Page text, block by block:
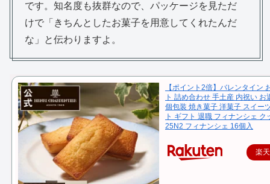
です。知名度も抜群なので、パッケージを見ただ
けで「きちんとしたお菓子を用意してくれたんだ
な」と伝わりますよ。
【ポイント2倍】バレンタイン
ト 詰め合わせ 手土産 内祝い お
個包装 焼き菓子 洋菓子 スイー
ト ギフト 退職 フィナンシェ ク
25N2 フィナンシェ 16個入
楽